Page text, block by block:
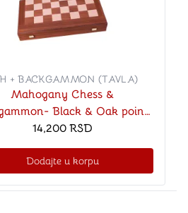
+ BACKGAMMON (TAVLA)
Mahogany Chess &
Black & Oak points
- F42 CHESSMEN
14,200 RSD
Dodajte u korpu